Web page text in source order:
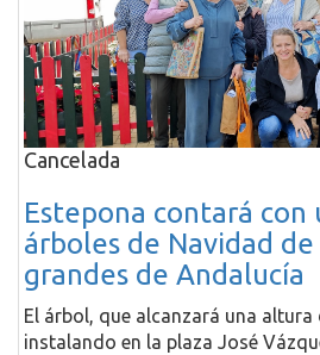
Cancelada
Estepona contará con
árboles de Navidad de
grandes de Andalucía
El árbol, que alcanzará una altura
instalando en la plaza José